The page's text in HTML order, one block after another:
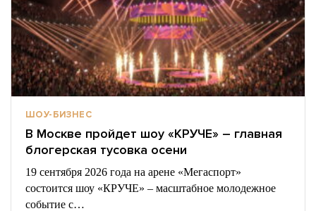
ШОУ-БИЗНЕС
В Москве пройдет шоу «КРУЧЕ» – главная
блогерская тусовка осени
19 сентября 2026 года на арене «Мегаспорт»
состоится шоу «КРУЧЕ» – масштабное молодежное
событие с…